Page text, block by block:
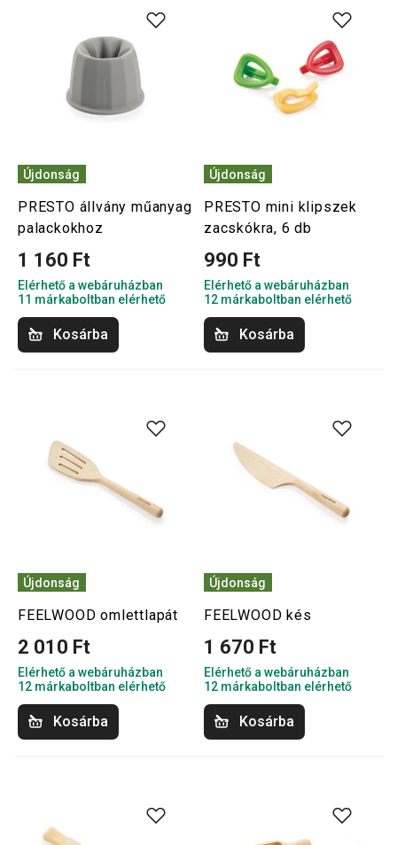
Újdonság
PRESTO állvány műanyag
palackokhoz
1 160 Ft
Elérhető a webáruházban
11 márkaboltban elérhető
Kosárba
Újdonság
PRESTO mini klipszek
zacskókra, 6 db
990 Ft
Elérhető a webáruházban
12 márkaboltban elérhető
Kosárba
Újdonság
FEELWOOD omlettlapát
2 010 Ft
Elérhető a webáruházban
12 márkaboltban elérhető
Kosárba
Újdonság
FEELWOOD kés
1 670 Ft
Elérhető a webáruházban
12 márkaboltban elérhető
Kosárba